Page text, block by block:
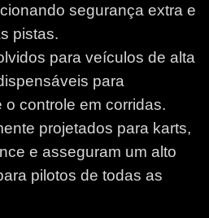
segurança extra e
pistas.
para veículos de alta
para
o controle em corridas.
projetados para karts,
e asseguram um alto
pilotos de todas as